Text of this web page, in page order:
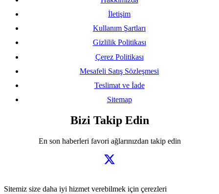
İletişim
Kullanım Şartları
Gizlilik Politikası
Çerez Politikası
Mesafeli Satış Sözleşmesi
Teslimat ve İade
Sitemap
Bizi Takip Edin
En son haberleri favori ağlarınızdan takip edin
Sitemiz size daha iyi hizmet verebilmek için çerezleri